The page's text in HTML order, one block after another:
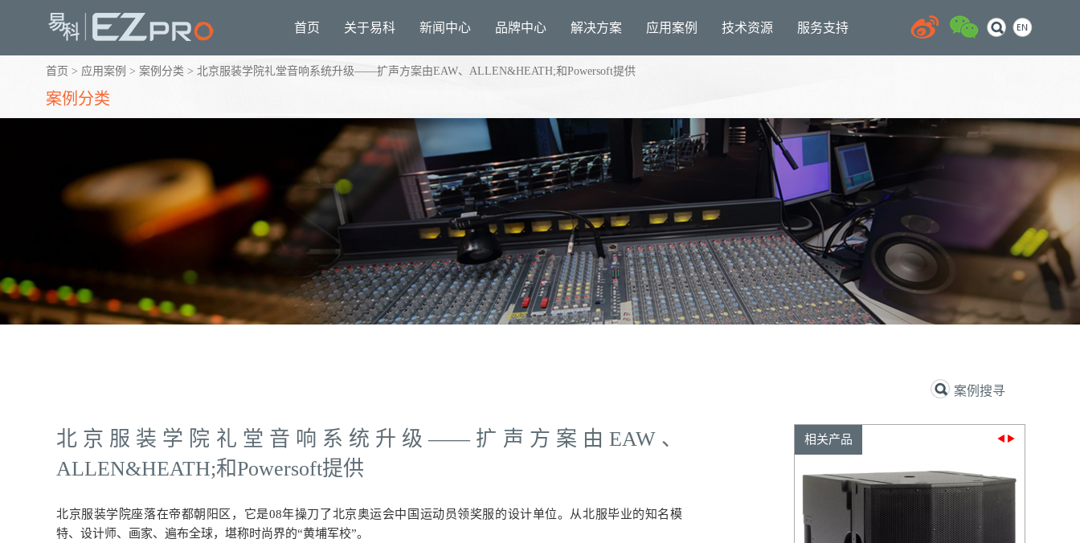
首页 关于易科 新闻中心 品牌中心 解决方案 应用案例 技术资源 服务支持
首页 > 应用案例 > 案例分类 > 北京服装学院礼堂音响系统升级——扩声方案由EAW、ALLEN&HEATH;和Powersoft提供
案例分类
案例搜寻
北京服装学院礼堂音响系统升级——扩声方案由EAW、
ALLEN&HEATH;和Powersoft提供
北京服装学院座落在帝都朝阳区，它是08年操刀了北京奥运会中国运动员领奖服的设计单位。从北服毕业的知名模
特、设计师、画家、遍布全球，堪称时尚界的“黄埔军校”。
相关产品